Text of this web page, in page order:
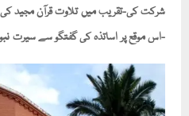
شرکت کی-تقریب میں تلاوت قرآن مجید کی
اس موقع پر اساتذہ کی گفتگو سے سیرت نبوی(ص) کے متعلق سیکھنے کو ملا-